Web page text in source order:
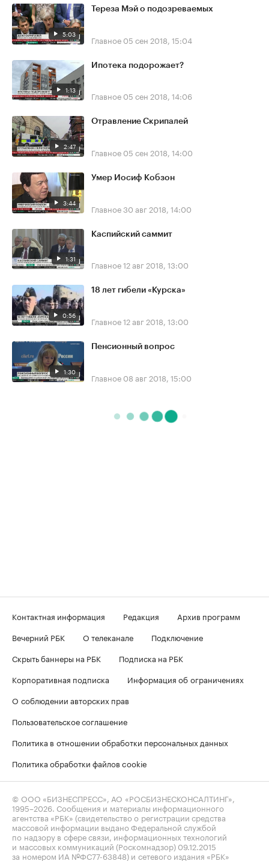
5:03
Тереза Мэй о подозреваемых
Главное 05 сен 2018, 15:04
1:13
Ипотека подорожает?
Главное 05 сен 2018, 14:06
2:47
Отравление Скрипалей
Главное 05 сен 2018, 14:00
3:44
Умер Иосиф Кобзон
Главное30 авг 2018, 14:00
1:31
Каспийский саммит
Главное12 авг 2018, 13:00
0:56
18 лет гибели «Курска»
Главное12 авг 2018, 13:00
1:30
Пенсионный вопрос
Главное 08 авг 2018, 15:00
Контактная информация Редакция
Архив программ
Вечерний РБК
О телеканале
Подключение
Скрыть баннеры на РБК
Подписка на РБК
Корпоративная подписка
Информация об ограничениях
О соблюдении авторских прав
Пользовательское соглашение
Политика в отношении обработки персональных данных
Политика обработки файлов cookie
© ООО «БИЗНЕСПРЕСС», АО «РОСБИЗНЕСКОНСАЛТИНГ»,
1995–2026 . Сообщения и материалы информационного
агентства «РБК» (свидетельство о регистрации средства
массовой информации выдано Федеральной службой
по надзору в сфере связи, информационных технологий
и массовых коммуникаций (Роскомнадзор) 09.12.2015
за номером ИА №ФС77-63848) и сетевого издания «РБК»